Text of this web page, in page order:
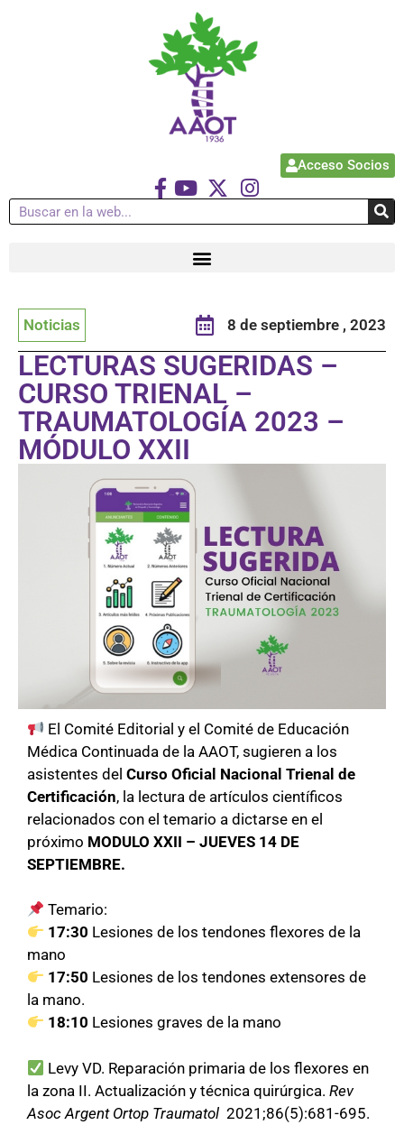
Acceso Socios
Noticias 8 de septiembre , 2023
LECTURAS SUGERIDAS –
CURSO TRIENAL –
TRAUMATOLOGÍA 2023 –
MÓDULO XXII
El Comité Editorial y el Comité de Educación
Médica Continuada de la AAOT, sugieren a los
asistentes del Curso Oficial Nacional Trienal de
Certificación, la lectura de artículos científicos
relacionados con el temario a dictarse en el
próximo MODULO XXII – JUEVES 14 DE
SEPTIEMBRE.
Temario:
17:30 Lesiones de los tendones flexores de la
mano
17:50 Lesiones de los tendones extensores de
la mano.
18:10 Lesiones graves de la mano
Levy VD. Reparación primaria de los flexores en
la zona II. Actualización y técnica quirúrgica. Rev
Asoc Argent Ortop Traumatol 2021;86(5):681-695.